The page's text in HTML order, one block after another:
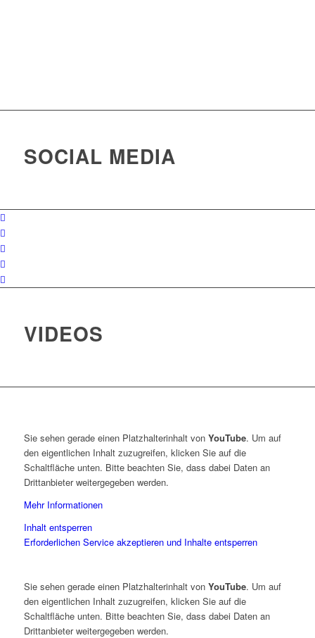
SOCIAL MEDIA
VIDEOS
Sie sehen gerade einen Platzhalterinhalt von YouTube. Um auf
den eigentlichen Inhalt zuzugreifen, klicken Sie auf die
Schaltfläche unten. Bitte beachten Sie, dass dabei Daten an
Drittanbieter weitergegeben werden.
Mehr Informationen
Inhalt entsperren
Erforderlichen Service akzeptieren und Inhalte entsperren
Sie sehen gerade einen Platzhalterinhalt von YouTube. Um auf
den eigentlichen Inhalt zuzugreifen, klicken Sie auf die
Schaltfläche unten. Bitte beachten Sie, dass dabei Daten an
Drittanbieter weitergegeben werden.